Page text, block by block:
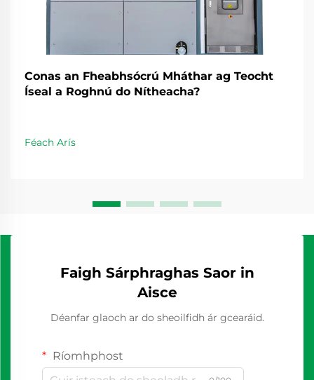
Conas an Fheabhsócrú Mháthar ag Teocht
Íseal a Roghnú do Nítheacha?
Féach Arís
Faigh Sárphraghas Saor in
Aisce
Déanfar glaoch ar do sheoilfidh ár gcearáid.
Ríomhphost